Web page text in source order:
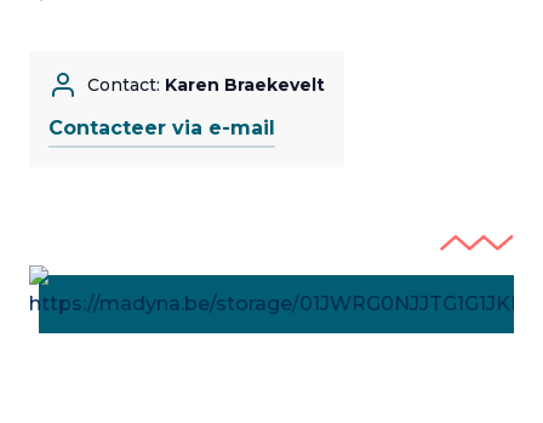
Contact: Karen Braekevelt
Contacteer via e-mail